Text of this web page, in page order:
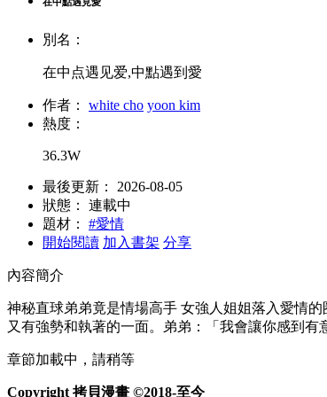
別名：
在中点遇见爱,中點遇到愛
作者： white cho yoon kim
熱度：
36.3W
最後更新：
2026-08-05
狀態：
連載中
題材：
#愛情
開始閱讀 加入書架 分享
內容簡介
神秘直球弟弟竟是情場高手 女強人姐姐落入愛情
又有強勢和執著的一面。弟弟：「我會讓你感到
章節加載中，請稍等
Copyright 拷貝漫畫 ©2018-至今